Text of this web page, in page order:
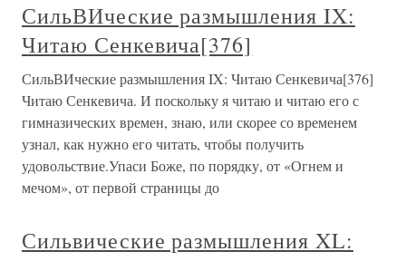
СильВИческие размышления IX:
Читаю Сенкевича[376]
СильВИческие размышления IX: Читаю Сенкевича[376]
Читаю Сенкевича. И поскольку я читаю и читаю его с
гимназических времен, знаю, или скорее со временем
узнал, как нужно его читать, чтобы получить
удовольствие.Упаси Боже, по порядку, от «Огнем и
мечом», от первой страницы до
Сильвические размышления XL: